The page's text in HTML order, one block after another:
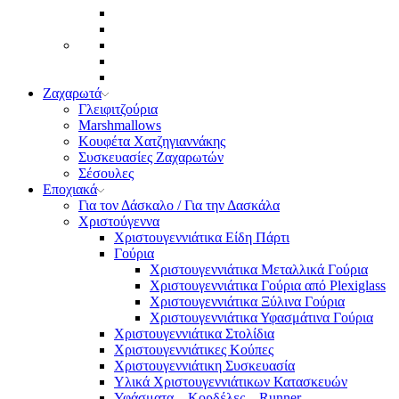
Ζαχαρωτά
Γλειφιτζούρια
Marshmallows
Κουφέτα Χατζηγιαννάκης
Συσκευασίες Ζαχαρωτών
Σέσουλες
Εποχιακά
Για τον Δάσκαλο / Για την Δασκάλα
Χριστούγεννα
Χριστουγεννιάτικα Είδη Πάρτι
Γούρια
Χριστουγεννιάτικα Μεταλλικά Γούρια
Χριστουγεννιάτικα Γούρια από Plexiglass
Χριστουγεννιάτικα Ξύλινα Γούρια
Χριστουγεννιάτικα Υφασμάτινα Γούρια
Χριστουγεννιάτικα Στολίδια
Χριστουγεννιάτικες Κούπες
Χριστουγεννιάτικη Συσκευασία
Υλικά Χριστουγεννιάτικων Κατασκευών